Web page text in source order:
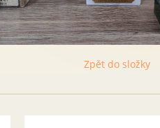
Zpět do složky